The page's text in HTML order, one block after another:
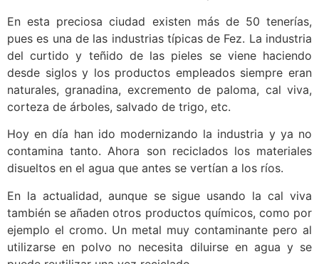
En esta preciosa ciudad existen más de 50 tenerías,
pues es una de las industrias típicas de Fez. La industria
del curtido y teñido de las pieles se viene haciendo
desde siglos y los productos empleados siempre eran
naturales, granadina, excremento de paloma, cal viva,
corteza de árboles, salvado de trigo, etc.
Hoy en día han ido modernizando la industria y ya no
contamina tanto. Ahora son reciclados los materiales
disueltos en el agua que antes se vertían a los ríos.
En la actualidad, aunque se sigue usando la cal viva
también se añaden otros productos químicos, como por
ejemplo el cromo. Un metal muy contaminante pero al
utilizarse en polvo no necesita diluirse en agua y se